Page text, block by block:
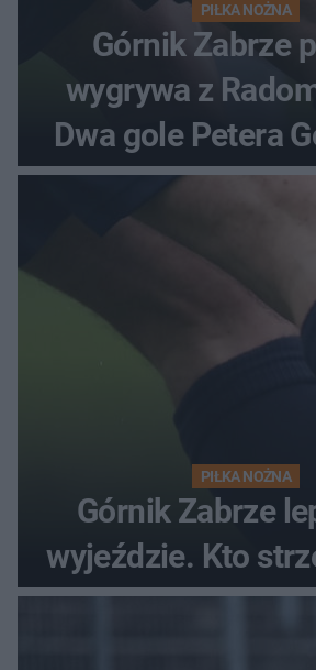
PIŁKA NOŻNA
Górnik Zabrze
wygrywa z
Dwa gole Petera
PIŁKA NOŻNA
Górnik Zabrze
wyjeździe. Kto